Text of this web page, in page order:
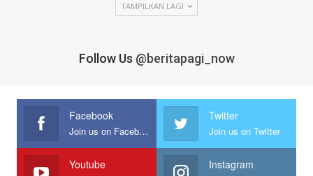
TAMPILKAN LAGI
Follow Us @beritapagi_now
Facebook
Join us on Facebook
Twitter
Join us on Twitter
Youtube Instagram